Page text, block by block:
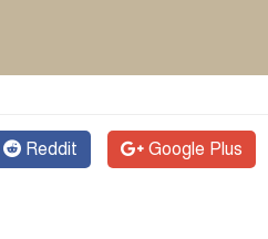
Reddit Google Plus